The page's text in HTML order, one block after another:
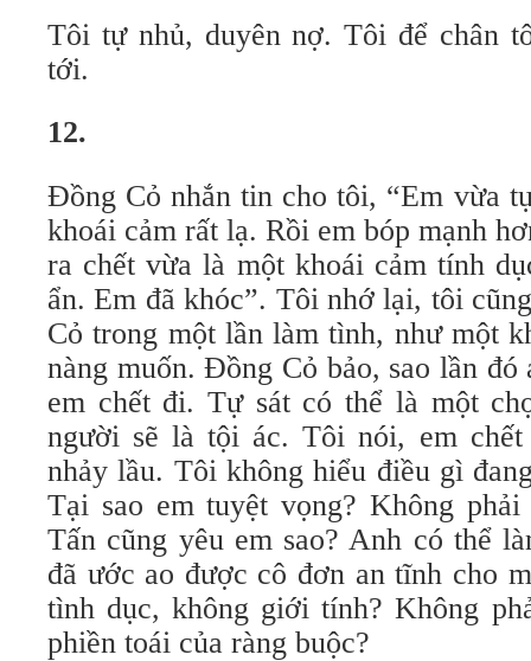
Tôi tự nhủ, duyên nợ. Tôi để chân
tới.
12.
Đồng Cỏ nhắn tin cho tôi, “Em vừa
khoái cảm rất lạ. Rồi em bóp mạnh
ra chết vừa là một khoái cảm tính
ẩn. Em đã khóc”. Tôi nhớ lại, tôi
Cỏ trong một lần làm tình, như một
nàng muốn. Đồng Cỏ bảo, sao lần đó
em chết đi. Tự sát có thể là một
người sẽ là tội ác. Tôi nói, em
nhảy lầu. Tôi không hiểu điều gì
Tại sao em tuyệt vọng? Không
Tấn cũng yêu em sao? Anh có thể
đã ước ao được cô đơn an tĩnh cho
tình dục, không giới tính? Không
phiền toái của ràng buộc?